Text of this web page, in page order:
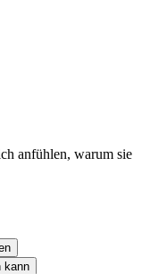
anfühlen, warum sie
kann